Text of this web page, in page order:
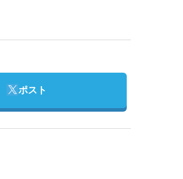
Twitter
ポスト